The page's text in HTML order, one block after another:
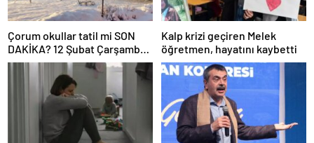
Çorum okullar tatil mi SON
DAKİKA? 12 Şubat Çarşamba
Çorum’da okul yok mu (Çorum
Valiliği Açıklaması – KAR
TATİLİ)?
Kalp krizi geçiren Melek
öğretmen, hayatını kaybetti